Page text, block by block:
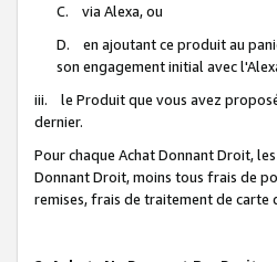
C. via Alexa, ou
D. en ajoutant ce produit au
son engagement initial avec
iii. le Produit que vous avez
dernier.
Pour chaque Achat Donnant Droit, les
Donnant Droit, moins tous frais de
remises, frais de traitement de